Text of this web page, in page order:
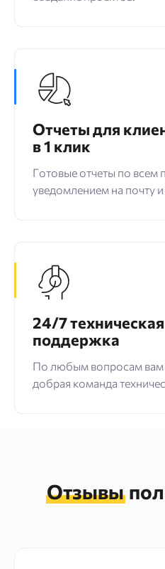
Отчеты для
в 1 клик
Готовые отчеты по всем
уведомлением на почту и
24/7 техническая
поддержка
По любым вопросам вам
добрая команда
Отзывы